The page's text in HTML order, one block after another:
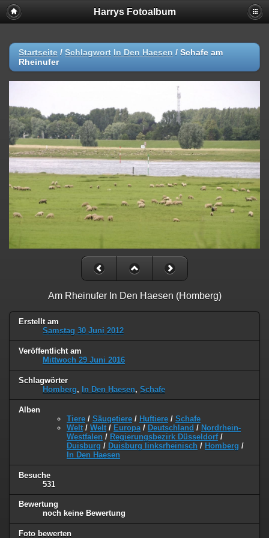
Harrys Fotoalbum
Startseite / Schlagwort In Den Haesen / Schafe am
Rheinufer
Am Rheinufer In Den Haesen (Homberg)
Erstellt am
Samstag 30 Juni 2012
Veröffentlicht am
Mittwoch 29 Juni 2016
Schlagwörter
Homberg, In Den Haesen, Schafe
Alben
Tiere / Säugetiere / Huftiere / Schafe
Welt / Welt / Europa / Deutschland / Nordrhein-
Westfalen / Regierungsbezirk Düsseldorf/
Duisburg / Duisburg linksrheinisch / Homberg /
In Den Haesen
Besuche
531
Bewertung
noch keine Bewertung
Foto bewerten